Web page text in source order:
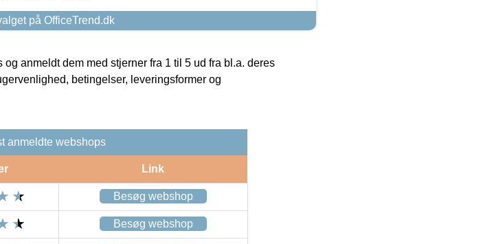
på OfficeTrend.dk
anmeldt dem med stjerner fra 1 til 5 ud fra bl.a. deres
betingelser, leveringsformer og
anmeldte webshops
Link
Besøg webshop
Besøg webshop